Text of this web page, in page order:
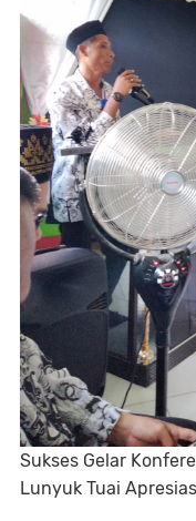
Sukses Gelar
Lunyuk Tuai